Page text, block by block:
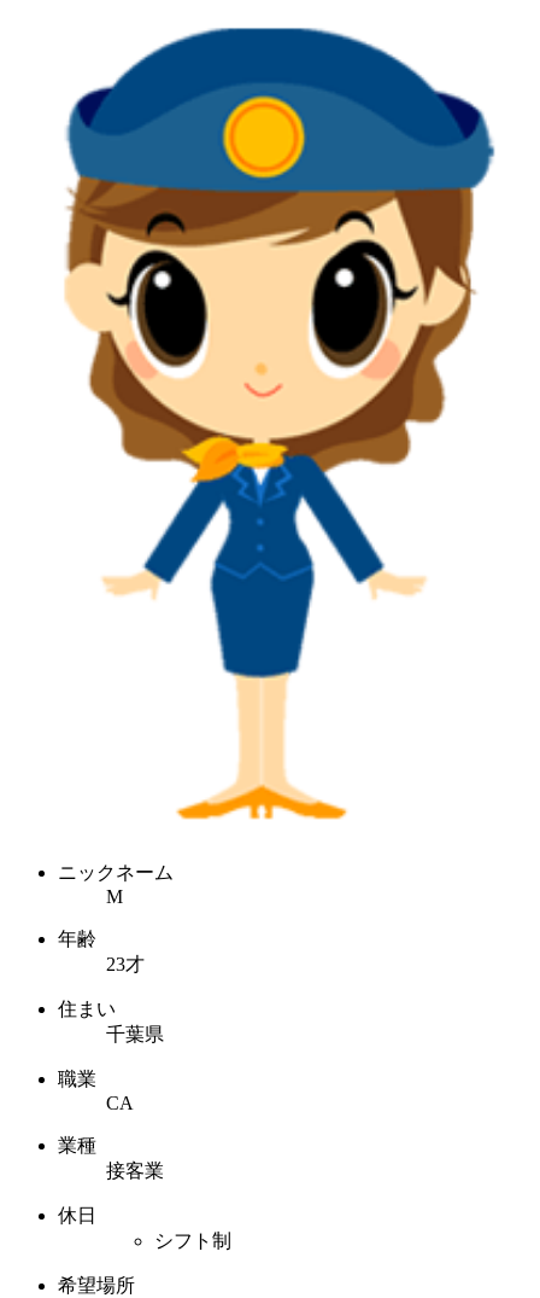
ニックネーム
M
年齢
23才
住まい
千葉県
職業
CA
業種
接客業
休日
シフト制
希望場所